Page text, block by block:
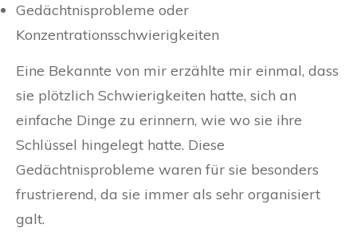
Gedächtnisprobleme oder
Konzentrationsschwierigkeiten
Eine Bekannte von mir erzählte mir einmal, dass
sie plötzlich Schwierigkeiten hatte, sich an
einfache Dinge zu erinnern, wie wo sie ihre
Schlüssel hingelegt hatte. Diese
Gedächtnisprobleme waren für sie besonders
frustrierend, da sie immer als sehr organisiert
galt.